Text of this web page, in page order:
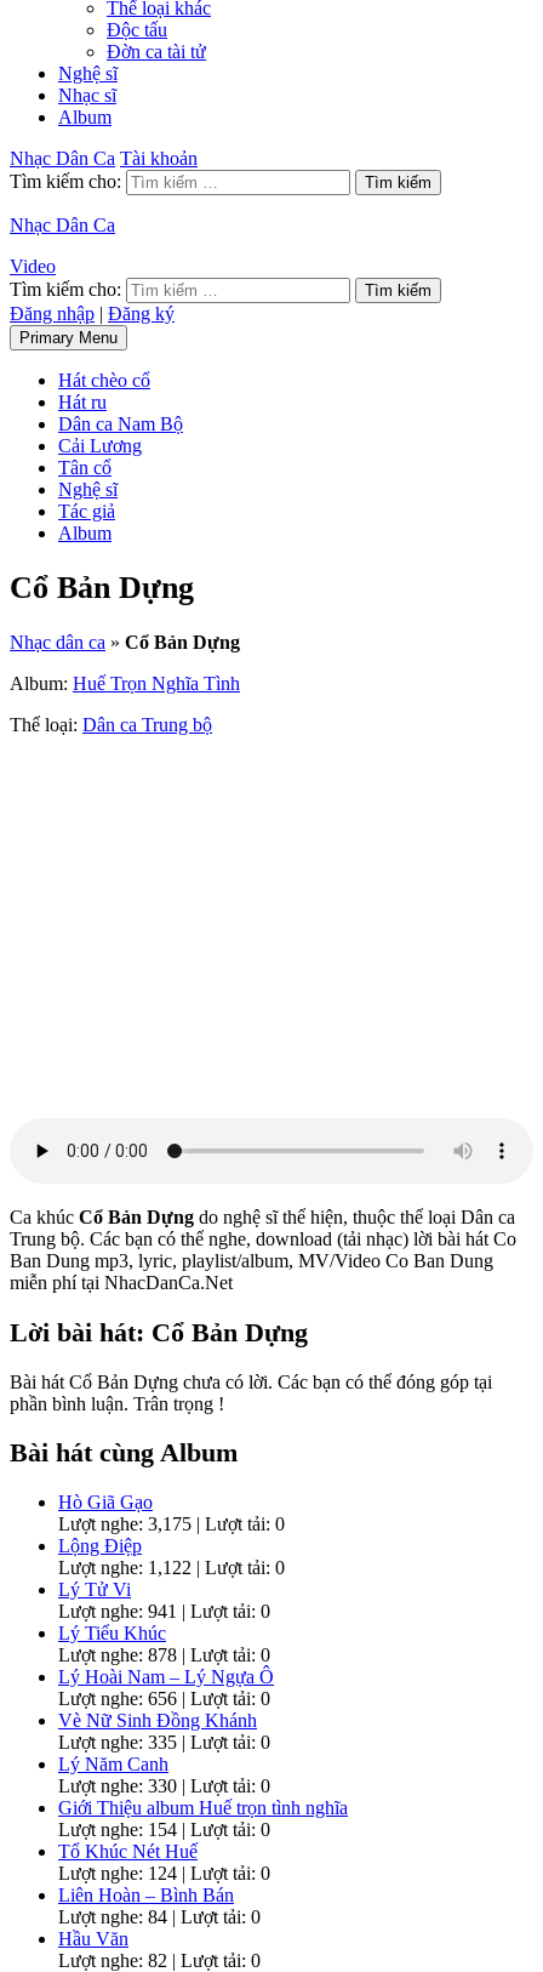
Thể loại khác
Độc tấu
Đờn ca tài tử
Nghệ sĩ
Nhạc sĩ
Album
Nhạc Dân Ca Tài khoản
Tìm kiếm cho:
Nhạc Dân Ca
Video
Tìm kiếm cho:
Đăng nhập | Đăng ký
Primary Menu
Hát chèo cổ
Hát ru
Dân ca Nam Bộ
Cải Lương
Tân cổ
Nghệ sĩ
Tác giả
Album
Cổ Bản Dựng
Nhạc dân ca » Cổ Bản Dựng
Album: Huế Trọn Nghĩa Tình
Thể loại: Dân ca Trung bộ
Ca khúc Cổ Bản Dựng do nghệ sĩthể hiện, thuộc thể loại Dân ca
Trung bộ. Các bạn có thể nghe, download (tải nhạc) lời bài hát Co
Ban Dung mp3, lyric, playlist/album, MV/Video Co Ban Dung
miễn phí tại NhacDanCa.Net
Lời bài hát: Cổ Bản Dựng
Bài hát Cổ Bản Dựng chưa có lời. Các bạn có thể đóng góp tại
phần bình luận. Trân trọng !
Bài hát cùng Album
Hò Giã Gạo
Lượt nghe: 3,175 | Lượt tải: 0
Lộng Điệp
Lượt nghe: 1,122 | Lượt tải: 0
Lý Tử Vi
Lượt nghe: 941 | Lượt tải: 0
Lý Tiểu Khúc
Lượt nghe: 878 | Lượt tải: 0
Lý Hoài Nam – Lý Ngựa Ô
Lượt nghe: 656 | Lượt tải: 0
Vè Nữ Sinh Đồng Khánh
Lượt nghe: 335 | Lượt tải: 0
Lý Năm Canh
Lượt nghe: 330 | Lượt tải: 0
Giới Thiệu album Huế trọn tình nghĩa
Lượt nghe: 154 | Lượt tải: 0
Tổ Khúc Nét Huế
Lượt nghe: 124 | Lượt tải: 0
Liên Hoàn – Bình Bán
Lượt nghe: 84 | Lượt tải: 0
Hầu Văn
Lượt nghe: 82 | Lượt tải: 0